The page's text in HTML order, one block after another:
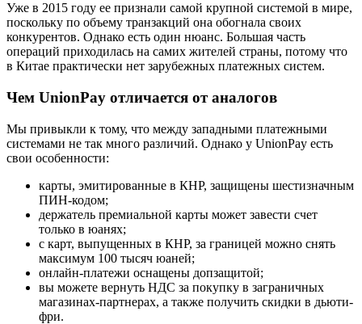
Уже в 2015 году ее признали самой крупной системой в мире,
поскольку по объему транзакций она обогнала своих
конкурентов. Однако есть один нюанс. Большая часть
операций приходилась на самих жителей страны, потому что
в Китае практически нет зарубежных платежных систем.
Чем UnionPay отличается от аналогов
Мы привыкли к тому, что между западными платежными
системами не так много различий. Однако у UnionPay есть
свои особенности:
карты, эмитированные в КНР, защищены шестизначным
ПИН-кодом;
держатель премиальной карты может завести счет
только в юанях;
с карт, выпущенных в КНР, за границей можно снять
максимум 100 тысяч юаней;
онлайн-платежи оснащены допзащитой;
вы можете вернуть НДС за покупку в заграничных
магазинах-партнерах, а также получить скидки в дьюти-
фри.